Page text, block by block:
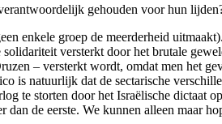
gehouden voor hun
enkele groep de meerderheid
versterkt door het brutale
– versterkt wordt, omdat men het
is natuurlijk dat de sectarische
te storten door het Israëlische dictaat
de eerste. We kunnen alleen maar